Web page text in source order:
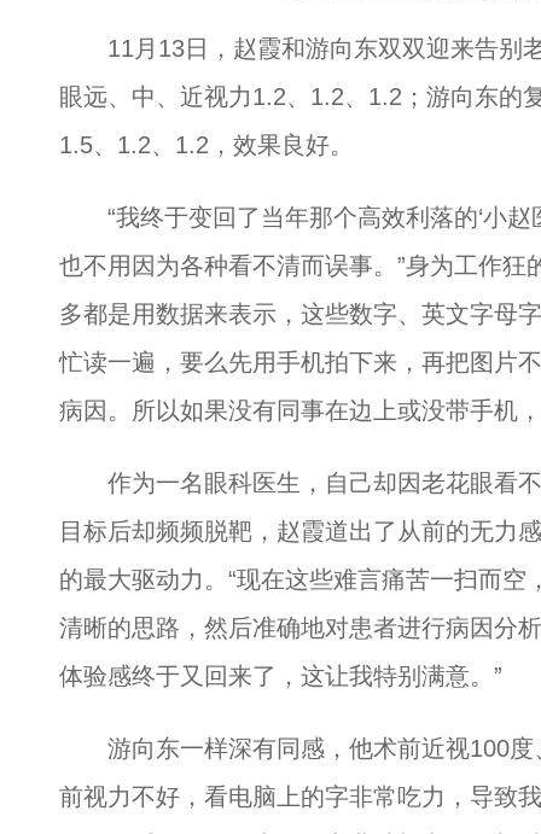
11月13日，赵霞和游向东双双迎来告别老
眼远、中、近视力1.2、1.2、1.2；游向东的
1.5、1.2、1.2，效果良好。
“我终于变回了当年那个高效利落的‘小赵
也不用因为各种看不清而误事。”身为工作狂
多都是用数据来表示，这些数字、英文字母
忙读一遍，要么先用手机拍下来，再把图片
病因。所以如果没有同事在边上或没带手机
作为一名眼科医生，自己却因老花眼看不
目标后却频频脱靶，赵霞道出了从前的无力
的最大驱动力。“现在这些难言痛苦一扫而
清晰的思路，然后准确地对患者进行病因分
体验感终于又回来了，这让我特别满意。”
游向东一样深有同感，他术前近视100度
前视力不好，看电脑上的字非常吃力，导致